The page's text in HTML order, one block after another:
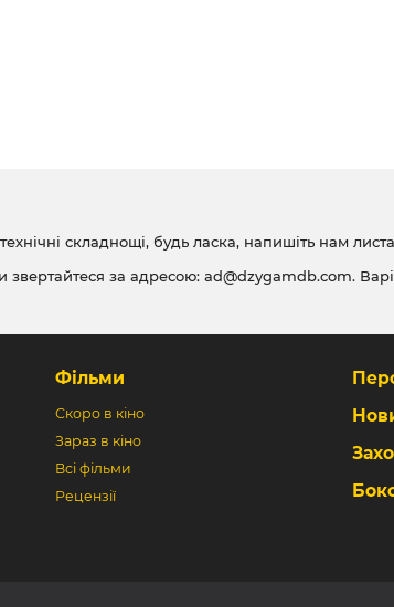
складнощі, будь ласка, напишіть нам
за адресою: ad@dzygamdb.com.
Фільми
Скоро в кіно
Зараз в кіно
Всі фільми
Рецензії